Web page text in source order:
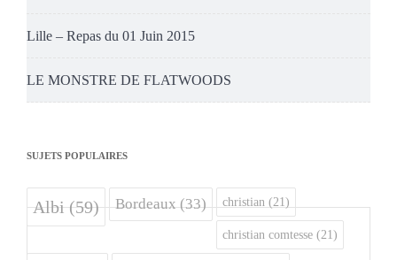
Lille – Repas du 01 Juin 2015
LE MONSTRE DE FLATWOODS
SUJETS POPULAIRES
Albi(59) Bordeaux(33) christian (21)
christian comtesse (21)